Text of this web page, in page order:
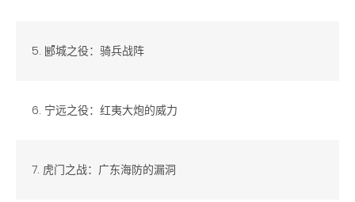
5. 郾城之役：骑兵战阵
6. 宁远之役：红夷大炮的威力
7. 虎门之战：广东海防的漏洞